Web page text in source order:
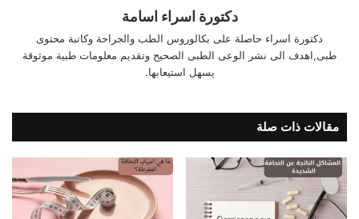
دكتورة اسراء اسامة
دكتورة اسراء حاصلة على بكالوروس الطب والجراحة وكاتبة محتوى
طبى,اهدف الى نشر الوعى الطبى الصحيح وتقديم معلومات طبية موثوقة
يسهل استيعابها.
مقالات ذات صلة